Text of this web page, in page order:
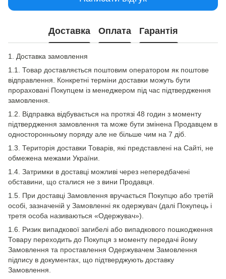
Доставка Оплата Гарантія
1. Доставка замовлення
1.1. Товар доставляється поштовим оператором як поштове
відправлення. Конкретні терміни доставки можуть бути
прораховані Покупцем із менеджером під час підтвердження
замовлення.
1.2. Відправка відбувається на протязі 48 годин з моменту
підтвердження замовлення та може бути змінена Продавцем в
односторонньому поряду але не більше чим на 7 діб.
1.3. Територія доставки Товарів, які представлені на Сайті, не
обмежена межами України.
1.4. Затримки в доставці можливі через непередбачені
обставини, що сталися не з вини Продавця.
1.5. При доставці Замовлення вручається Покупцю або третій
особі, зазначеній у Замовленні як одержувач (далі Покупець і
третя особа називаються «Одержувач»).
1.6. Ризик випадкової загибелі або випадкового пошкодження
Товару переходить до Покупця з моменту передачі йому
Замовлення та проставлення Одержувачем Замовлення
підпису в документах, що підтверджують доставку
Замовлення.